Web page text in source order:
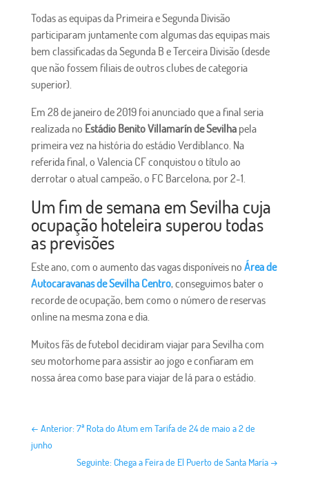
Todas as equipas da Primeira e Segunda Divisão
participaram juntamente com algumas das equipas mais
bem classificadas da Segunda B e Terceira Divisão (desde
que não fossem filiais de outros clubes de categoria
superior).
Em 28 de janeiro de 2019 foi anunciado que a final seria
realizada no Estádio Benito Villamarín de Sevilhapela
primeira vez na história do estádio Verdiblanco. Na
referida final, o Valencia CF conquistou o título ao
derrotar o atual campeão, o FC Barcelona, ​​por 2-1.
Um fim de semana em Sevilha cuja
ocupação hoteleira superou todas
as previsões
Este ano, com o aumento das vagas disponíveis no Área de
Autocaravanas de Sevilha Centro, conseguimos bater o
recorde de ocupação, bem como o número de reservas
online na mesma zona e dia.
Muitos fãs de futebol decidiram viajar para Sevilha com
seu motorhome para assistir ao jogo e confiaram em
nossa área como base para viajar de lá para o estádio.
← Anterior: 7ª Rota do Atum em Tarifa de 24 de maio a 2 de
junho
Seguinte: Chega a Feira de El Puerto de Santa María →